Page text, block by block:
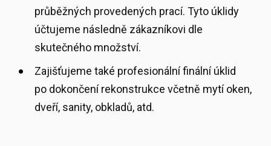
průběžných provedených prací. Tyto úklidy
účtujeme následně zákazníkovi dle
skutečného množství.
Zajišťujeme také profesionální finální úklid
po dokončení rekonstrukce včetně mytí oken,
dveří, sanity, obkladů, atd.